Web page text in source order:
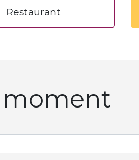
Restaurant
moment